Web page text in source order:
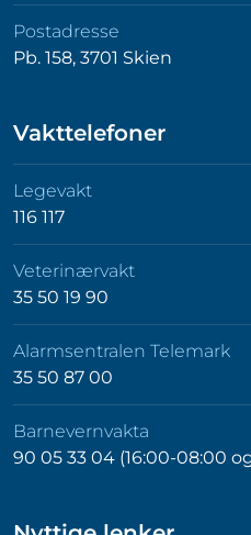
Postadresse
Pb. 158, 3701 Skien
Vakttelefoner
Legevakt
116 117
Veterinærvakt
35 50 19 90
Alarmsentralen Telemark
35 50 87 00
Barnevernvakta
90 05 33 04 (16:00-08:00